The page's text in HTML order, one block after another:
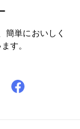
簡単においしく
す。